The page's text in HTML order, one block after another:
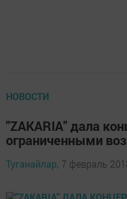
НОВОСТИ
"ZАКАRIA" дала
ограниченными
Туганайлар, 7 февраль